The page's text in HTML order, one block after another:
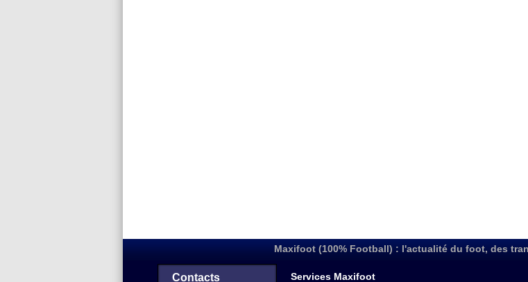
Maxifoot (100% Football) : l'actualité du foot, des
Contacts Services Maxifoot